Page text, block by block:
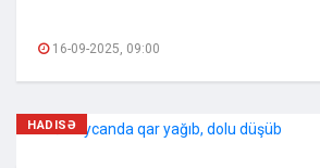
16-09-2025, 09:00
HADISƏ